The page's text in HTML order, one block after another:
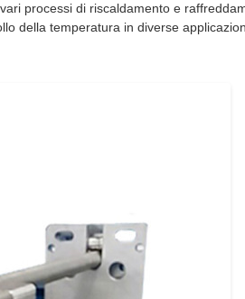
processi di riscaldamento e
della temperatura in diverse